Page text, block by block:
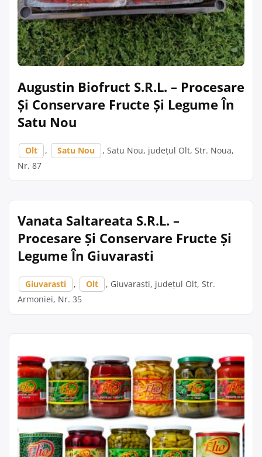
Augustin Biofruct S.R.L. – Procesare
Și Conservare Fructe Și Legume În
Satu Nou
Olt , Satu Nou
, Satu Nou, județul Olt, Str. Noua,
Nr. 87
Vanata Saltareata S.R.L. –
Procesare Și Conservare Fructe Și
Legume În Giuvarasti
Giuvarasti , Olt
, Giuvarasti, județul Olt, Str.
Armoniei, Nr. 35